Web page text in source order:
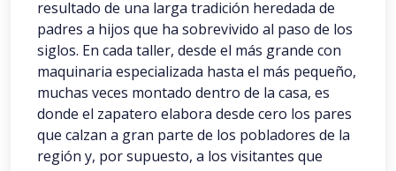
resultado de una larga tradición heredada de
padres a hijos que ha sobrevivido al paso de los
siglos. En cada taller, desde el más grande con
maquinaria especializada hasta el más pequeño,
muchas veces montado dentro de la casa, es
donde el zapatero elabora desde cero los pares
que calzan a gran parte de los pobladores de la
región y, por supuesto, a los visitantes que